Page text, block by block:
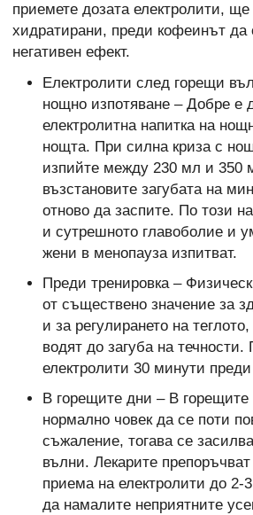
приемете дозата електролити,
хидратирани, преди кофеинът да
негативен ефект.
Електролити след горещи
нощно изпотяване – Добре е
електролитна напитка на
нощта. При силна криза с
изпийте между 230 мл и 350
възстановите загубата на
отново да заспите. По този
и сутрешното главоболие и
жени в менопауза изпитват.
Преди тренировка –
от съществено значение за
и за регулирането на
водят до загуба на
електролити 30 минути преди
В горещите дни – В
нормално човек да се поти
съжаление, тогава се
вълни. Лекарите
приема на електролити до 2-
да намалите неприятните